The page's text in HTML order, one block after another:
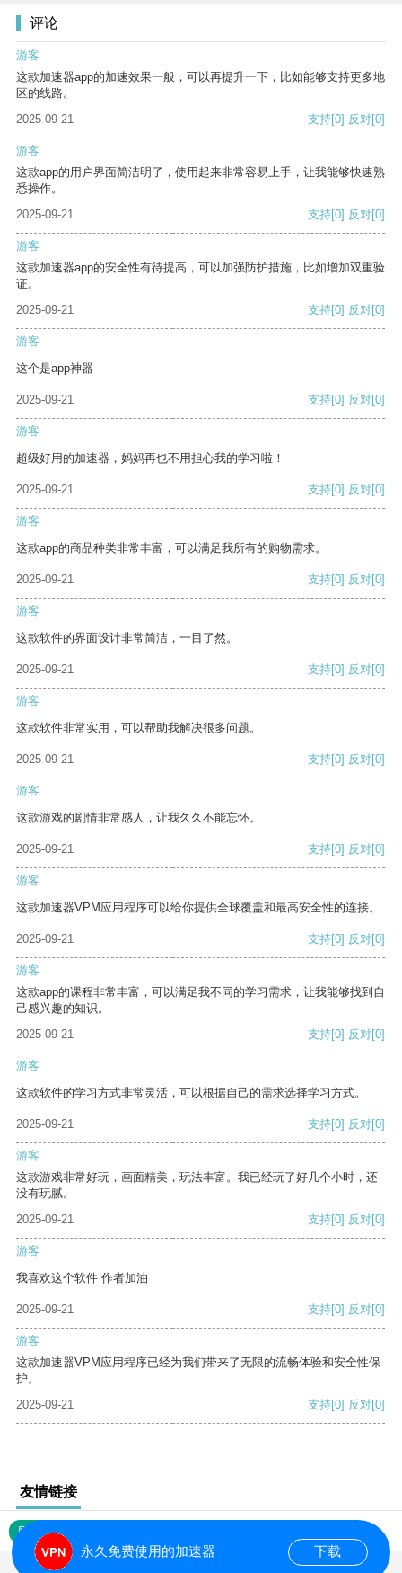
评论
游客
这款加速器app的加速效果一般，可以再提升一下，比如能够支持更多地
区的线路。
2025-09-21
支持[0] 反对[0]
游客
这款app的用户界面简洁明了，使用起来非常容易上手，让我能够快速熟
悉操作。
2025-09-21
支持[0] 反对[0]
游客
这款加速器app的安全性有待提高，可以加强防护措施，比如增加双重验
证。
2025-09-21
支持[0] 反对[0]
游客
这个是app神器
2025-09-21 支持[0] 反对[0]
游客
超级好用的加速器，妈妈再也不用担心我的学习啦！
2025-09-21 支持[0] 反对[0]
游客
这款app的商品种类非常丰富，可以满足我所有的购物需求。
2025-09-21 支持[0] 反对[0]
游客
这款软件的界面设计非常简洁，一目了然。
2025-09-21 支持[0] 反对[0]
游客
这款软件非常实用，可以帮助我解决很多问题。
2025-09-21 支持[0] 反对[0]
游客
这款游戏的剧情非常感人，让我久久不能忘怀。
2025-09-21 支持[0] 反对[0]
游客
这款加速器VPM应用程序可以给你提供全球覆盖和最高安全性的连接。
2025-09-21 支持[0] 反对[0]
游客
这款app的课程非常丰富，可以满足我不同的学习需求，让我能够找到自
己感兴趣的知识。
2025-09-21
支持[0] 反对[0]
游客
这款软件的学习方式非常灵活，可以根据自己的需求选择学习方式。
2025-09-21 支持[0] 反对[0]
游客
这款游戏非常好玩，画面精美，玩法丰富。我已经玩了好几个小时，还
没有玩腻。
2025-09-21
支持[0] 反对[0]
游客
我喜欢这个软件 作者加油
2025-09-21 支持[0] 反对[0]
游客
这款加速器VPM应用程序已经为我们带来了无限的流畅体验和安全性保
护。
2025-09-21
支持[0] 反对[0]
友情链接
网站地图
永久免费使用的加速器 下载